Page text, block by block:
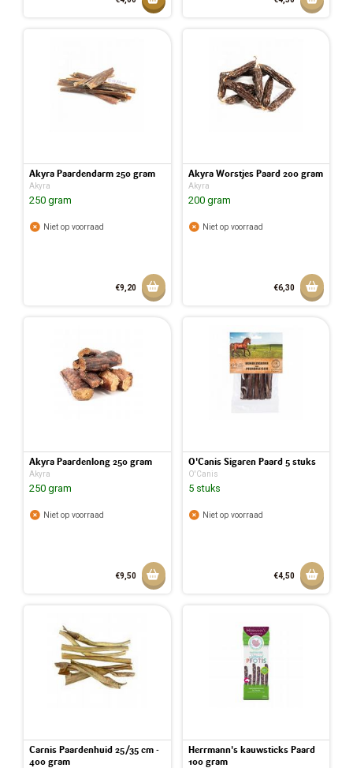
Akyra Paardendarm 250 gram
Akyra
250 gram
Niet op voorraad
€9,20 Aan winkelmandje toevoegen
Akyra Worstjes Paard 200 gram
Akyra
200 gram
Niet op voorraad
€6,30 Aan
Akyra Paardenlong 250 gram
Akyra
250 gram
Niet op voorraad
€9,50 Aan winkelmandje toevoegen
O'Canis Sigaren Paard 5 stuks
O'Canis
5 stuks
Niet op voorraad
€4,50 Aan
Carnis Paardenhuid 25/35 cm -
400 gram
Herrmann's kauwsticks Paard
100 gram